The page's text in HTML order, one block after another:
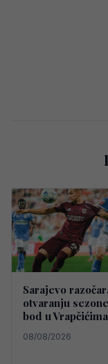
Sarajevo
otvaranju
bod u Vrapčićima
08/08/2026